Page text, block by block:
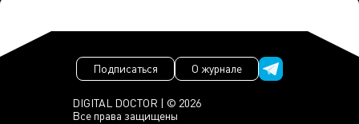
DIGITAL DOCTOR | © 2026
Все права защищены
Подписаться О журнале